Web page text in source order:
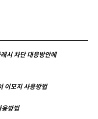
시 차단 대응방안에
모지 사용방법
용방법